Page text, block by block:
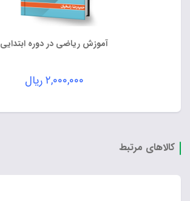
آموزش ریاضی در دوره ابتدایی
۲,۰۰۰,۰۰۰ریال
کالاهای مرتبط